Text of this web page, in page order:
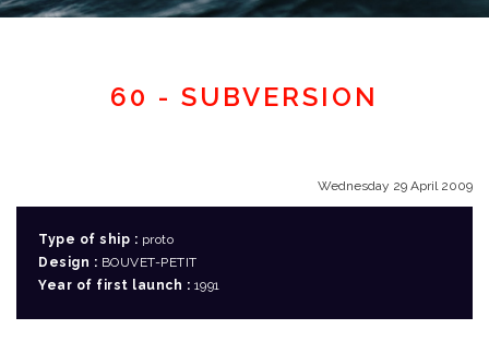
60 - SUBVERSION
Wednesday 29 April 2009
Type of ship : proto
Design : BOUVET-PETIT
Year of first launch : 1991